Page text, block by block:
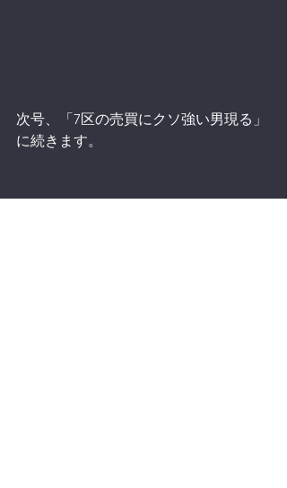
次号、「7区の売買にクソ強い男現る」
に続きます。